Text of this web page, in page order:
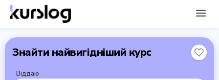
Знайти найвигідніший курс
Віддаю